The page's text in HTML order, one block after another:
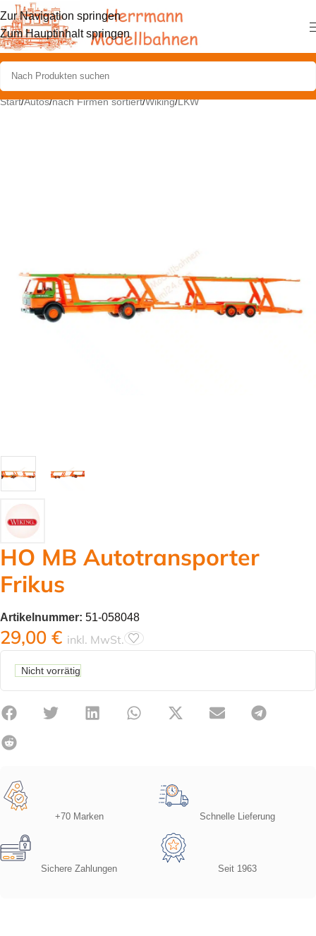
Zur Navigation springen
Zum Hauptinhalt springen
Start/Autos/nach Firmen sortiert/Wiking/LKW
HO MB Autotransporter
Frikus
Artikelnummer: 51-058048
29,00 € inkl. MwSt.
Nicht vorrätig
+70 Marken Schnelle Lieferung
Sichere Zahlungen Seit 1963